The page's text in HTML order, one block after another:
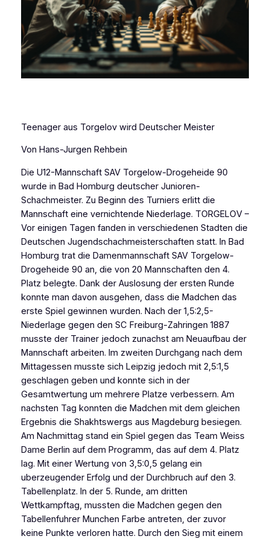
Teenager aus Torgelov wird Deutscher Meister
Von Hans-Jurgen Rehbein
Die U12-Mannschaft SAV Torgelow-Drogeheide 90
wurde in Bad Homburg deutscher Junioren-
Schachmeister. Zu Beginn des Turniers erlitt die
Mannschaft eine vernichtende Niederlage. TORGELOV –
Vor einigen Tagen fanden in verschiedenen Stadten die
Deutschen Jugendschachmeisterschaften statt. In Bad
Homburg trat die Damenmannschaft SAV Torgelow-
Drogeheide 90 an, die von 20 Mannschaften den 4.
Platz belegte. Dank der Auslosung der ersten Runde
konnte man davon ausgehen, dass die Madchen das
erste Spiel gewinnen wurden. Nach der 1,5:2,5-
Niederlage gegen den SC Freiburg-Zahringen 1887
musste der Trainer jedoch zunachst am Neuaufbau der
Mannschaft arbeiten. Im zweiten Durchgang nach dem
Mittagessen musste sich Leipzig jedoch mit 2,5:1,5
geschlagen geben und konnte sich in der
Gesamtwertung um mehrere Platze verbessern. Am
nachsten Tag konnten die Madchen mit dem gleichen
Ergebnis die Shakhtswergs aus Magdeburg besiegen.
Am Nachmittag stand ein Spiel gegen das Team Weiss
Dame Berlin auf dem Programm, das auf dem 4. Platz
lag. Mit einer Wertung von 3,5:0,5 gelang ein
uberzeugender Erfolg und der Durchbruch auf den 3.
Tabellenplatz. In der 5. Runde, am dritten
Wettkampftag, mussten die Madchen gegen den
Tabellenfuhrer Munchen Farbe antreten, der zuvor
keine Punkte verloren hatte. Durch den Sieg mit einem